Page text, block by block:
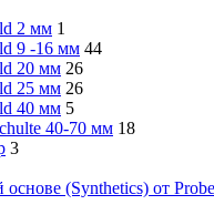
2 мм 1
9 -16 мм 44
20 мм 26
25 мм 26
40 мм 5
40-70 мм 18
3
(Synthetics) от